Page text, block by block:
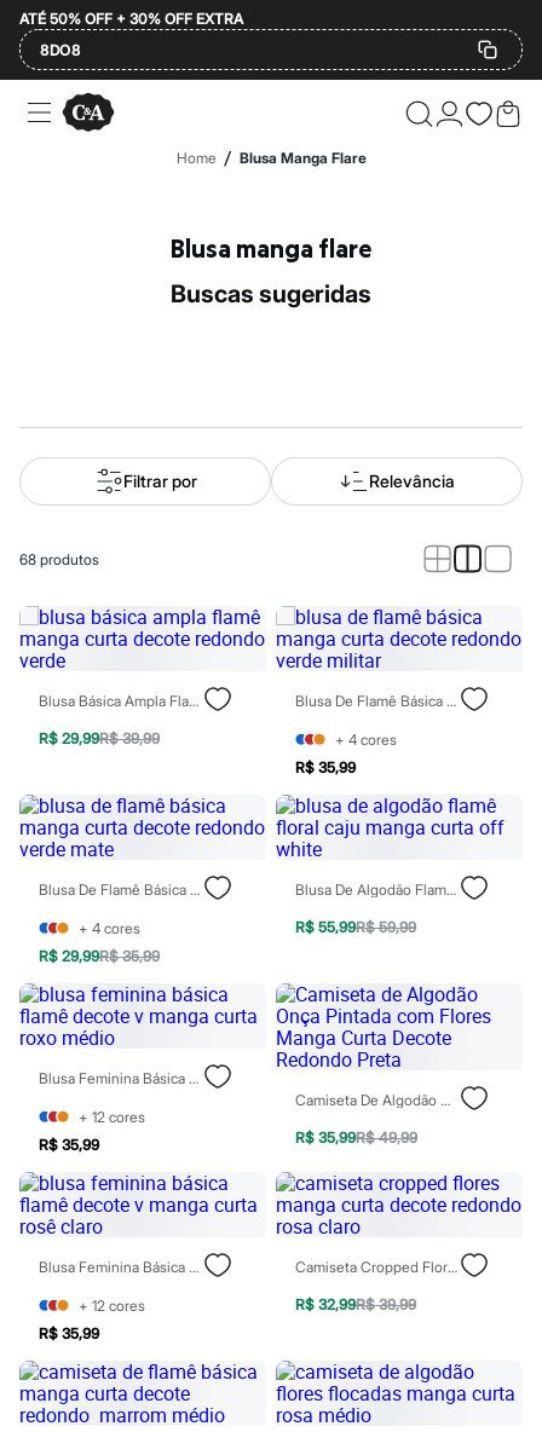
ATÉ 50% OFF + 30% OFF EXTRA
8DO8
Ofertas
Compre por Departamento
Alfaiataria
Novidades
Roupas
Blusas e Camisetas
Casacos e Jaquetas
Macacões
Saias
Shorts e Bermudas
Vestidos
Acessórios
Bonés e Chapéus
Óculos
Relógios
Calçados
Chinelos
Rasteirinhas
Sandálias
Sapatilhas
Tênis
Marcas
City
Clock House
Mindset
Sawary
Yessica
Moda esportiva
Acessórios
Blusas
Calçados
Leggings
Shorts e Bermudas
Tops
Calcinhas
Cintas e Modeladores
Pijamas
Sutiãs e Tops
Moda praia
Home / Blusa Manga Flare
Blusa manga flare
buscas sugeridas
Filtrar por Relevância
68 produtos
Blusa Básica Ampla Flamê Manga Curta Decote Redondo Verde
R$ 29,99R$ 39,99
Blusa De Flamê Básica Manga Curta Decote Redondo Verde Militar
+ 4 cores
R$ 35,99
Blusa De Flamê Básica Manga Curta Decote Redondo Verde Mate
+ 4 cores
R$ 29,99R$ 35,99
Blusa De Algodão Flamê Floral Caju Manga Curta Off White
R$ 55,99R$ 59,99
Blusa Feminina Básica Flamê Decote V Manga Curta Roxo Médio
+ 12 cores
R$ 35,99
Camiseta De Algodão Onça Pintada Com Flores Manga Curta Decote Redondo Preta
R$ 35,99R$ 49,99
Blusa Feminina Básica Flamê Decote V Manga Curta Rosê Claro
+ 12 cores
R$ 35,99
Camiseta Cropped Flores Manga Curta Decote Redondo Rosa Claro
R$ 32,99R$ 39,99